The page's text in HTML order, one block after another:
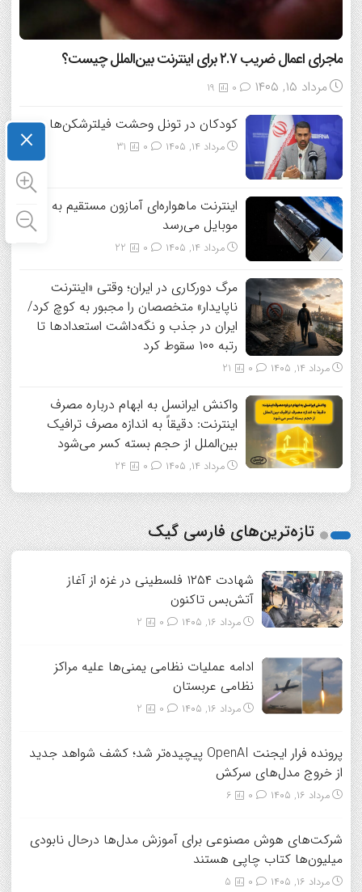
ماجرای اعمال ضریب ۲.۷ برای اینترنت بین‌الملل چیست؟
مرداد ۱۵, ۱۴۰۵ 19
کودکان در تونل وحشت فیلترشکن‌ها
مرداد ۱۴, ۱۴۰۵ 31
اینترنت ماهواره‌ای آمازون مستقیم به
موبایل می‌رسد
مرداد ۱۴, ۱۴۰۵ 22
مرگ دورکاری در ایران؛ وقتی «اینترنت
ناپایدار» متخصصان را مجبور به کوچ کرد/
ایران در جذب و نگه‌داشت استعدادها تا
رتبه ۱۰۰ سقوط کرد
مرداد ۱۴, ۱۴۰۵ 21
واکنش ایرانسل به ابهام درباره مصرف
اینترنت: دقیقاً به اندازه مصرف ترافیک
بین‌الملل از حجم بسته کسر می‌شود
مرداد ۱۴, ۱۴۰۵ 24
تازه‌ترین‌های فارسی گیک
شهادت ۱۲۵۴ فلسطینی در غزه از آغاز
آتش‌بس تاکنون
مرداد ۱۶, ۱۴۰۵ 2
ادامه عملیات نظامی یمنی‌ها علیه مراکز
نظامی عربستان
مرداد ۱۶, ۱۴۰۵ 2
پرونده فرار ایجنت OpenAI پیچیده‌تر شد؛ کشف شواهد جدید
از خروج مدل‌های سرکش
مرداد ۱۶, ۱۴۰۵ 6
شرکت‌های هوش مصنوعی برای آموزش مدل‌ها درحال نابودی
میلیون‌ها کتاب چاپی هستند
مرداد ۱۶, ۱۴۰۵ 5
×